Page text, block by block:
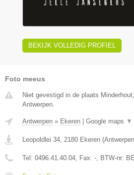
BEKIJK VOLLEDIG PROFIEL
Foto meeus
Niet gevestigd in de plaats
Antwerpen.
Antwerpen » Ekeren Google maps ▼
Leopoldlei 34, 2180 Ekeren (Antwerpen
Tel: 0496.41.40.04, Fax: -, BTW-nr: